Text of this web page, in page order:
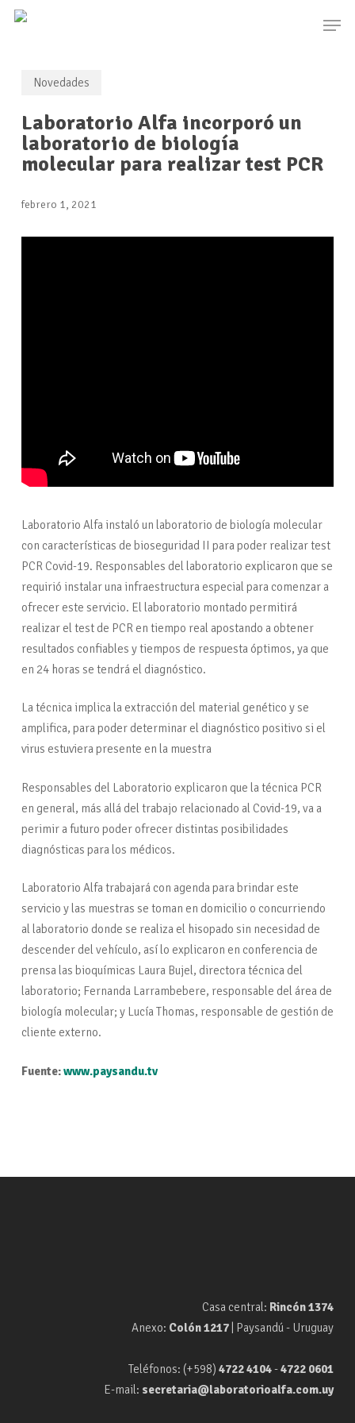
Skip
Novedades
Laboratorio Alfa incorporó un
laboratorio de biología
molecular para realizar test PCR
febrero 1, 2021
Laboratorio Alfa instaló un laboratorio de biología molecular
con características de bioseguridad II para poder realizar test
PCR Covid-19. Responsables del laboratorio explicaron que se
requirió instalar una infraestructura especial para comenzar a
ofrecer este servicio. El laboratorio montado permitirá
realizar el test de PCR en tiempo real apostando a obtener
resultados confiables y tiempos de respuesta óptimos, ya que
en 24 horas se tendrá el diagnóstico.
La técnica implica la extracción del material genético y se
amplifica, para poder determinar el diagnóstico positivo si el
virus estuviera presente en la muestra
Responsables del Laboratorio explicaron que la técnica PCR
en general, más allá del trabajo relacionado al Covid-19, va a
perimir a futuro poder ofrecer distintas posibilidades
diagnósticas para los médicos.
Laboratorio Alfa trabajará con agenda para brindar este
servicio y las muestras se toman en domicilio o concurriendo
al laboratorio donde se realiza el hisopado sin necesidad de
descender del vehículo, así lo explicaron en conferencia de
prensa las bioquímicas Laura Bujel, directora técnica del
laboratorio; Fernanda Larrambebere, responsable del área de
biología molecular; y Lucía Thomas, responsable de gestión de
cliente externo.
Fuente:www.paysandu.tv
Casa central: Rincón 1374
Anexo: Colón 1217 | Paysandú - Uruguay
Teléfonos: (+598)4722 4104-4722 0601
E-mail: secretaria@laboratorioalfa.com.uy